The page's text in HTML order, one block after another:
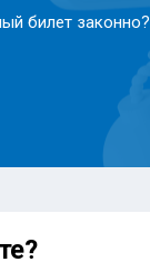
билет законно?